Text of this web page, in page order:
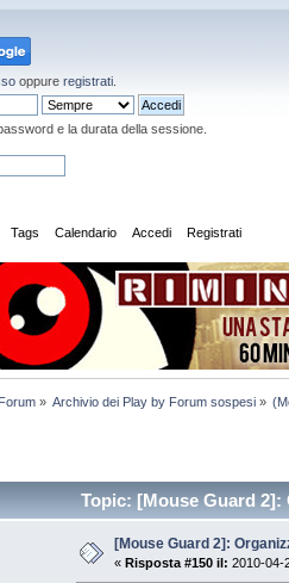
oppure registrati
e la durata della sessione.
Tags Calendario Accedi Registrati
» Archivio dei Play by Forum sospesi»
Topic: [Mouse Guard
[Mouse Guard 2]:
« Risposta #150 il: 2010-04-